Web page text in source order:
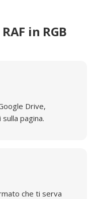
in RGB
Drive,
pagina.
che ti serva